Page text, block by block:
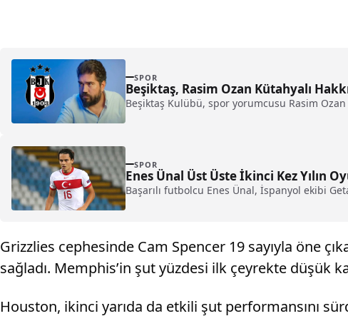
SPOR
Beşiktaş, Rasim Ozan Kütahyalı
Beşiktaş Kulübü, spor yorumcusu Rasim
SPOR
Enes Ünal Üst Üste İkinci Kez Yılın
Başarılı futbolcu Enes Ünal, İspanyol ekibi
Grizzlies cephesinde Cam Spencer 19 sayıyla öne
sağladı. Memphis’in şut yüzdesi ilk çeyrekte düşük
Houston, ikinci yarıda da etkili şut performansını